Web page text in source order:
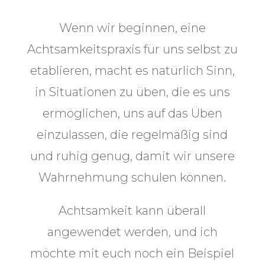
Wenn wir beginnen, eine
Achtsamkeitspraxis für uns selbst zu
etablieren, macht es natürlich Sinn,
in Situationen zu üben, die es uns
ermöglichen, uns auf das Üben
einzulassen, die regelmäßig sind
und ruhig genug, damit wir unsere
Wahrnehmung schulen können.
Achtsamkeit kann überall
angewendet werden, und ich
möchte mit euch noch ein Beispiel